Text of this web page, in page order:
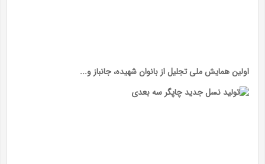
اولین همایش ملی تجلیل از بانوان شهیده، جانباز و...